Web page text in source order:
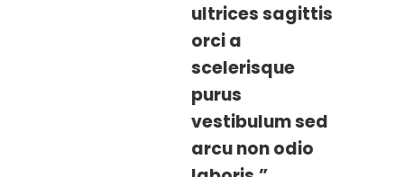
ultrices sagittis
orci a
scelerisque
purus
vestibulum sed
arcu non odio